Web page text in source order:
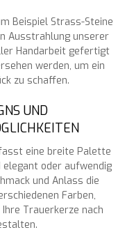
Beispiel Strass-Steine
Ausstrahlung unserer
Handarbeit gefertigt
werden, um ein
zu schaffen.
UND
eine breite Palette
elegant oder aufwendig
und Anlass die
Farben,
Trauerkerze nach